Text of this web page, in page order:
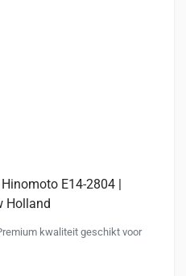
E14-2804 |
Holland
kwaliteit geschikt voor